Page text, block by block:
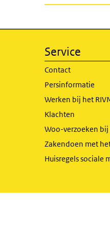
Service
Contact
Persinformatie
Werken bij het
Klachten
Woo-verzoeken bij
Zakendoen met
Huisregels sociale